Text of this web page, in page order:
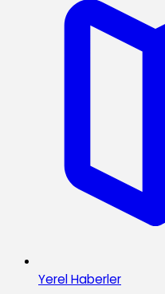
Yerel Haberler